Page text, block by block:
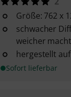
Größe: 762 x
schwacher
weicher
hergestellt
Sofort lieferbar